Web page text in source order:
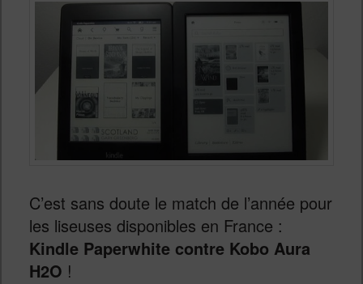
C’est sans doute le match de l’année pour
les liseuses disponibles en France :
Kindle Paperwhite contre Kobo Aura
H2O !